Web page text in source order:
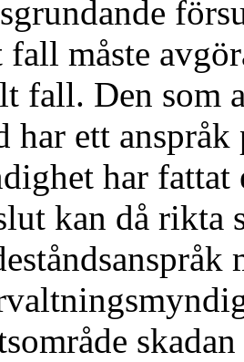
måste
fall. Den som
har ett
har
kan då